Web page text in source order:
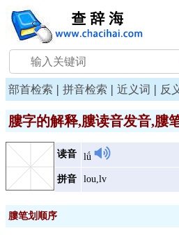
部首检索 | 拼音检索 | 近义词 | 反
膢字的解释,膢读音发音,膢
读音 lǘ
拼音 lou,lv
膢笔划顺序